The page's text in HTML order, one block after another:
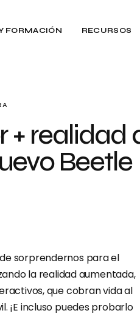
FORMACIÓN RECURSOS
+
Beetle
sorprendernos para el
la realidad aumentada,
que cobran vida al
¡E incluso puedes probarlo